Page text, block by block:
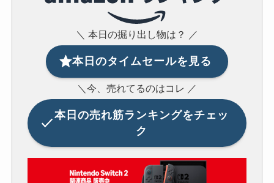
＼ 本日の掘り出し物は？ ／
本日のタイムセールを見る
＼今、売れてるのはコレ ／
本日の売れ筋ランキングをチェッ
ク